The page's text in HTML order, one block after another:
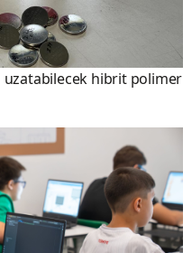
hibrit polimer